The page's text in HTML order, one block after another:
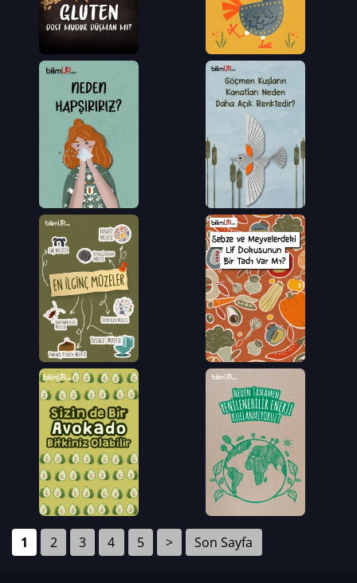
1 2 3 4 5 > Son Sayfa